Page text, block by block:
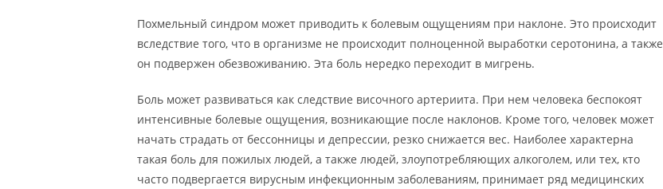
Похмельный синдром может приводить к болевым ощущениям при наклоне. Это происходит
вследствие того, что в организме не происходит полноценной выработки серотонина, а также
он подвержен обезвоживанию. Эта боль нередко переходит в мигрень.
Боль может развиваться как следствие височного артериита. При нем человека беспокоят
интенсивные болевые ощущения, возникающие после наклонов. Кроме того, человек может
начать страдать от бессонницы и депрессии, резко снижается вес. Наиболее характерна
такая боль для пожилых людей, а также людей, злоупотребляющих алкоголем, или тех, кто
часто подвергается вирусным инфекционным заболеваниям, принимает ряд медицинских